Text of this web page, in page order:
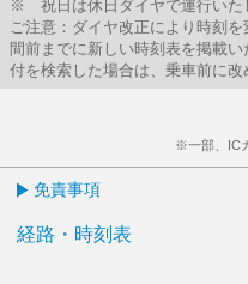
※ 祝日は休日ダイヤで運行いた
ご注意：ダイヤ改正により時刻
間前までに新しい時刻表を掲載
付を検索した場合は、乗車前に改
※一部、IC
免責事項
経路・時刻表